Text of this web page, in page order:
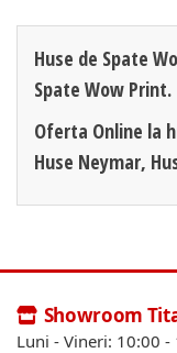
Huse de Spate
Spate Wow Print.
Oferta Online la
Huse Neymar,
Showroom
Luni - Vineri: 10:00 -